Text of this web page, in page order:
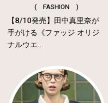
( FASHION )
【8/10発売】田中真里奈が
手がける《ファッジ オリジ
ナルウエ...